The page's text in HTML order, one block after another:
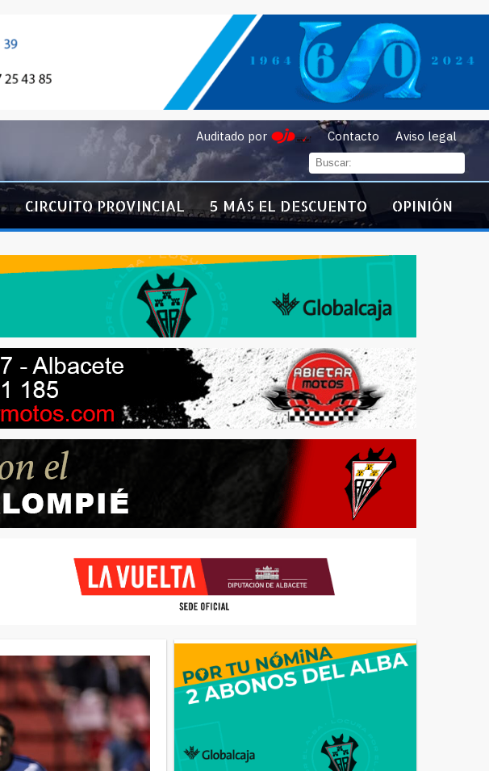
Auditado por Contacto Aviso legal
CIRCUITO PROVINCIAL 5 MÁS EL DESCUENTO OPINIÓN